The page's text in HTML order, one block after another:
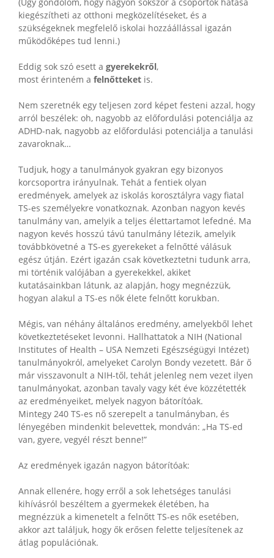
(Úgy gondolom, hogy nagyon sokszor a csoportok hatása
kiegészítheti az otthoni megközelítéseket, és a
szükségeknek megfelelő iskolai hozzáállással igazán
működőképes tud lenni.)
Eddig sok szó esett a gyerekekről,
most érinteném a felnőtteket is.
Nem szeretnék egy teljesen zord képet festeni azzal, hogy
arról beszélek: oh, nagyobb az előfordulási potenciálja az
ADHD-nak, nagyobb az előfordulási potenciálja a tanulási
zavaroknak…
Tudjuk, hogy a tanulmányok gyakran egy bizonyos
korcsoportra irányulnak. Tehát a fentiek olyan
eredmények, amelyek az iskolás korosztályra vagy fiatal
TS-es személyekre vonatkoznak. Azonban nagyon kevés
tanulmány van, amelyik a teljes élettartamot lefedné. Ma
nagyon kevés hosszú távú tanulmány létezik, amelyik
továbbkövetné a TS-es gyerekeket a felnőtté válásuk
egész útján. Ezért igazán csak következtetni tudunk arra,
mi történik valójában a gyerekekkel, akiket
kutatásainkban látunk, az alapján, hogy megnézzük,
hogyan alakul a TS-es nők élete felnőtt korukban.
Mégis, van néhány általános eredmény, amelyekből lehet
következtetéseket levonni. Hallhattatok a NIH (National
Institutes of Health – USA Nemzeti Egészségügyi Intézet)
tanulmányokról, amelyeket Carolyn Bondy vezetett. Bár ő
már visszavonult a NIH-től, tehát jelenleg nem vezet ilyen
tanulmányokat, azonban tavaly vagy két éve közzétették
az eredményeiket, melyek nagyon bátorítóak.
Mintegy 240 TS-es nő szerepelt a tanulmányban, és
lényegében mindenkit belevettek, mondván: „Ha TS-ed
van, gyere, vegyél részt benne!”
Az eredmények igazán nagyon bátorítóak:
Annak ellenére, hogy erről a sok lehetséges tanulási
kihívásról beszéltem a gyermekek életében, ha
megnézzük a kimenetelt a felnőtt TS-es nők esetében,
akkor azt találjuk, hogy ők erősen felette teljesítenek az
átlag populációnak.